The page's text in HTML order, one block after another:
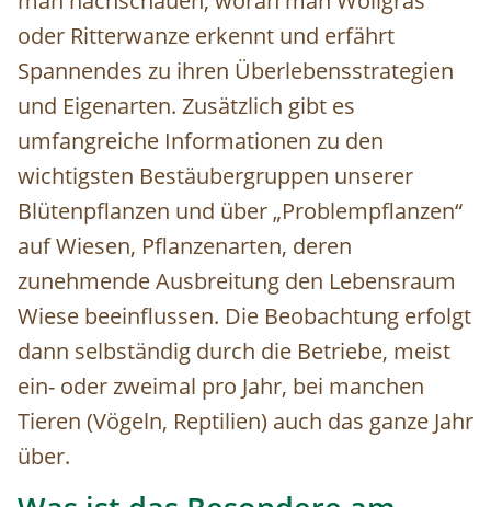
oder Ritterwanze erkennt und erfährt
Spannendes zu ihren Überlebensstrategien
und Eigenarten. Zusätzlich gibt es
umfangreiche Informationen zu den
wichtigsten Bestäubergruppen unserer
Blütenpflanzen und über „Problempflanzen“
auf Wiesen, Pflanzenarten, deren
zunehmende Ausbreitung den Lebensraum
Wiese beeinflussen. Die Beobachtung erfolgt
dann selbständig durch die Betriebe, meist
ein- oder zweimal pro Jahr, bei manchen
Tieren (Vögeln, Reptilien) auch das ganze Jahr
über.